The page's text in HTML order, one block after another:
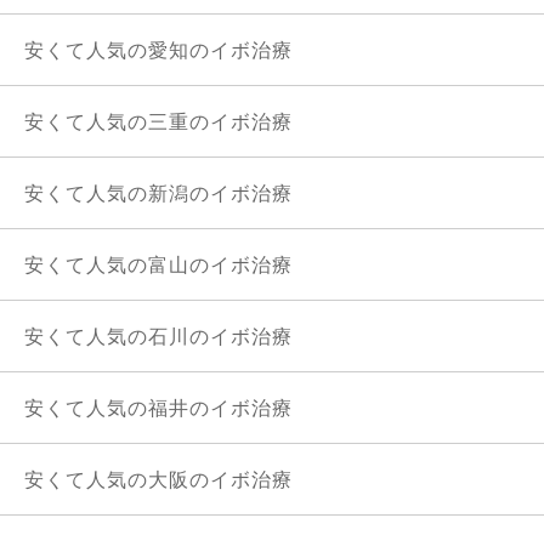
安くて人気の愛知のイボ治療
安くて人気の三重のイボ治療
安くて人気の新潟のイボ治療
安くて人気の富山のイボ治療
安くて人気の石川のイボ治療
安くて人気の福井のイボ治療
安くて人気の大阪のイボ治療